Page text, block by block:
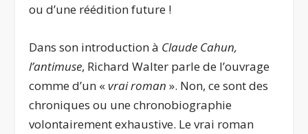
ou d’une réédition future !
Dans son introduction à Claude Cahun,
l’antimuse, Richard Walter parle de l’ouvrage
comme d’un «vrai roman ». Non, ce sont des
chroniques ou une chronobiographie
volontairement exhaustive. Le vrai roman